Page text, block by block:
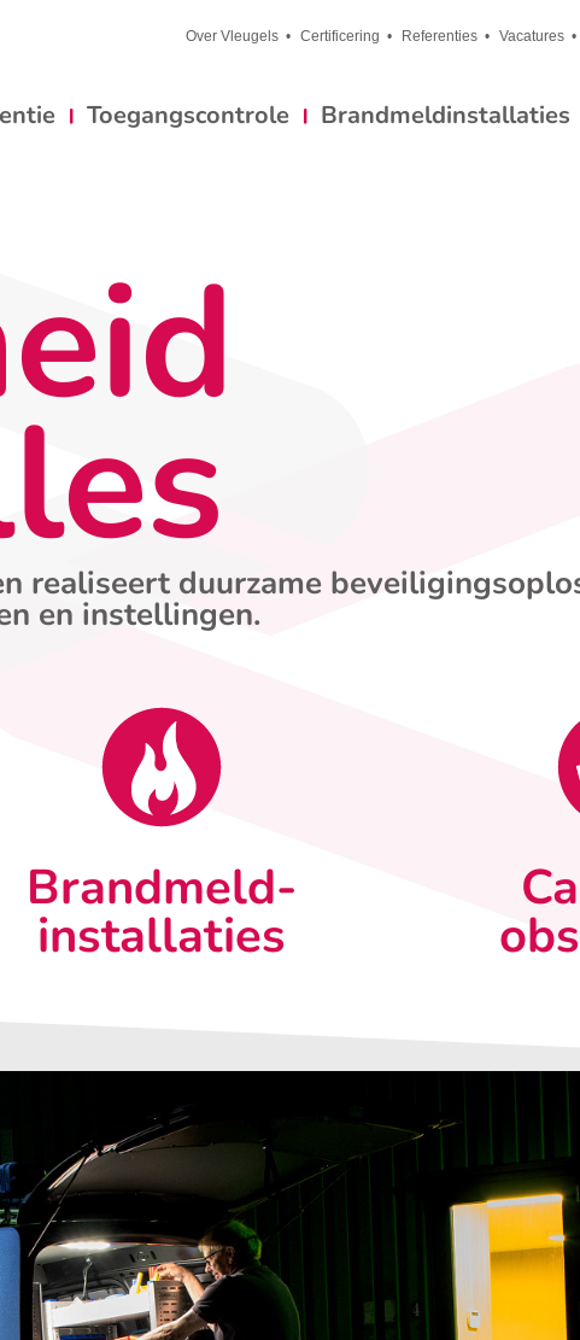
Over Vleugels Certificering Referenties Vacatures
Toegangscontrole Brandmeldinstallaties
realiseert duurzame
en instellingen.
Brandmeld-
installaties